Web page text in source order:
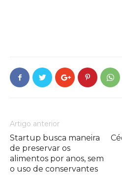
Artigo anterior
Startup busca maneira
de preservar os
alimentos por anos, sem
o uso de conservantes